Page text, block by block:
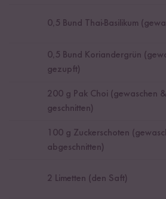
0,5 Bund Thai-Basilikum
0,5 Bund Koriandergrün
gezupft)
200 g Pak Choi (gewaschen
geschnitten)
100 g Zuckerschoten
abgeschnitten)
2 Limetten (den Saft)